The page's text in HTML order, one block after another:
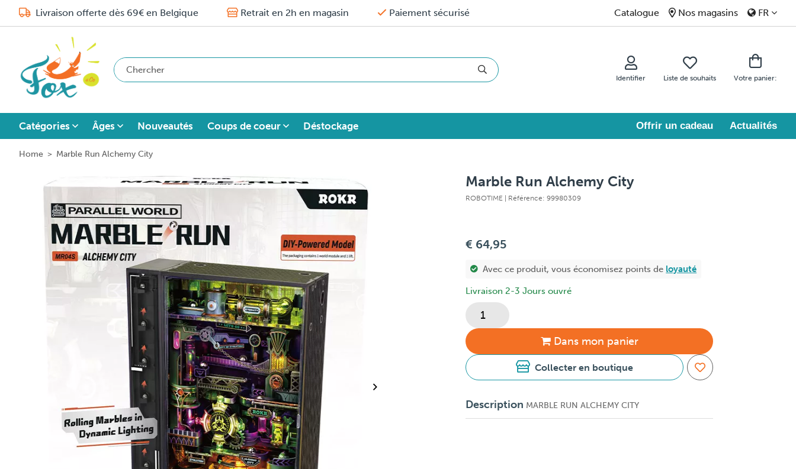
Livraison offerte dès 69€ en Belgique Retrait en 2h en magasin Paiement sécurisé Catalogue Nos magasins FR
Identifier Liste de souhaits Votre panier:
Catégories Âges Nouveautés Coups de coeur Déstockage Offrir un cadeau Actualités
Home > Marble Run Alchemy City
Marble Run Alchemy City
ROBOTIME | Référence: 99980309
€ 64,95
Avec ce produit, vous économisez points de loyauté
Livraison 2-3 Jours ouvré
Dans mon panier
Collecter en boutique
Description MARBLE RUN ALCHEMY CITY